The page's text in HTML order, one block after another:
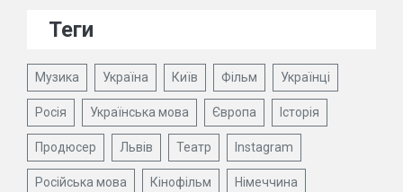
Теги
Музика Україна Київ Фільм Українці
Росія Українська мова Європа Історія
Продюсер Львів Театр Instagram
Російська мова Кінофільм Німеччина